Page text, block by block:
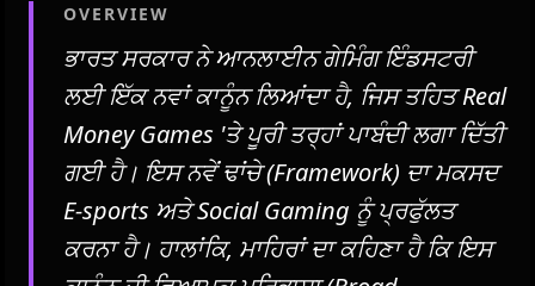
OVERVIEW
ਭਾਰਤ ਸਰਕਾਰ ਨੇ ਆਨਲਾਈਨ ਗੇਮਿੰਗ ਇੰਡਸਟਰੀ
ਲਈ ਇੱਕ ਨਵਾਂ ਕਾਨੂੰਨ ਲਿਆਂਦਾ ਹੈ, ਜਿਸ ਤਹਿਤ Real
Money Games 'ਤੇ ਪੂਰੀ ਤਰ੍ਹਾਂ ਪਾਬੰਦੀ ਲਗਾ ਦਿੱਤੀ
ਗਈ ਹੈ। ਇਸ ਨਵੇਂ ਢਾਂਚੇ (Framework) ਦਾ ਮਕਸਦ
E-sports ਅਤੇ Social Gaming ਨੂੰ ਪ੍ਰਫੁੱਲਤ
ਕਰਨਾ ਹੈ। ਹਾਲਾਂਕਿ, ਮਾਹਿਰਾਂ ਦਾ ਕਹਿਣਾ ਹੈ ਕਿ ਇਸ